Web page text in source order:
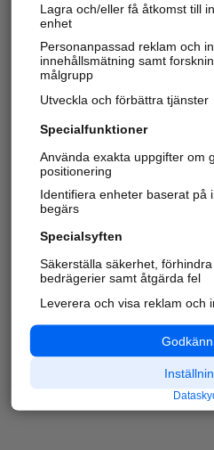
Lagra och/eller få åtkomst till
enhet
Personanpassad reklam och
innehållsmätning samt
målgrupp
Utveckla och förbättra tjänster
Specialfunktioner
Använda exakta uppgifter om
positionering
Identifiera enheter baserat på
begärs
Specialsyften
Säkerställa säkerhet,
bedrägerier samt åtgärda fel
Leverera och visa reklam och